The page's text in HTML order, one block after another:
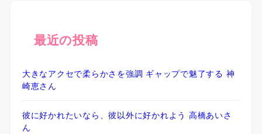
最近の投稿
大きなアクセで柔らかさを強調 ギャップで魅了する 神
崎恵さん
彼に好かれたいなら、彼以外に好かれよう 高橋あいさ
ん